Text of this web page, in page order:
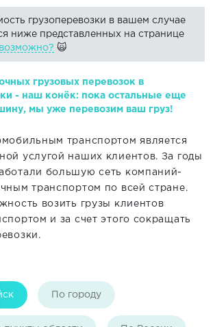
грузоперевозки в вашем случае
ниже представленных на странице
🙀
грузовых перевозок в
- наш конёк: пока остальные еще
мы уже перевозим ваш груз!
транспортом является
услугой наших клиентов. За годы
большую сеть компаний-
транспортом по всей стране.
возить грузы клиентов
и за счет этого сокращать
По городу